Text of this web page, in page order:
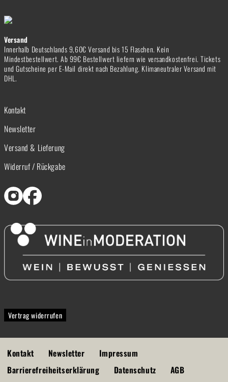
Versand
Innerhalb Deutschlands 9,60€ Versand bis 15 Flaschen. Kein
Mindestbestellwert. Ab 99€ Bestellwert liefern wie versandkostenfrei. Tickets
und Gutscheine per E-Mail direkt nach Bezahlung. Klimaneutraler Versand mit
DHL.
Kontakt
Newsletter
Versand & Lieferung
Widerruf / Rückgabe
Vertrag widerrufen
Kontakt Newsletter
Impressum
Barrierefreiheitserklärung
Datenschutz
AGB